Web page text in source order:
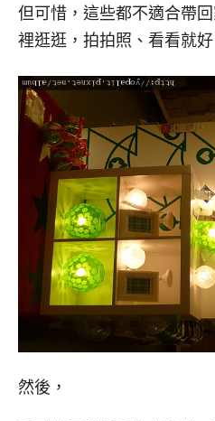
但可惜，這些都不適合帶
裡逛逛，拍拍照、看看就好
然後，